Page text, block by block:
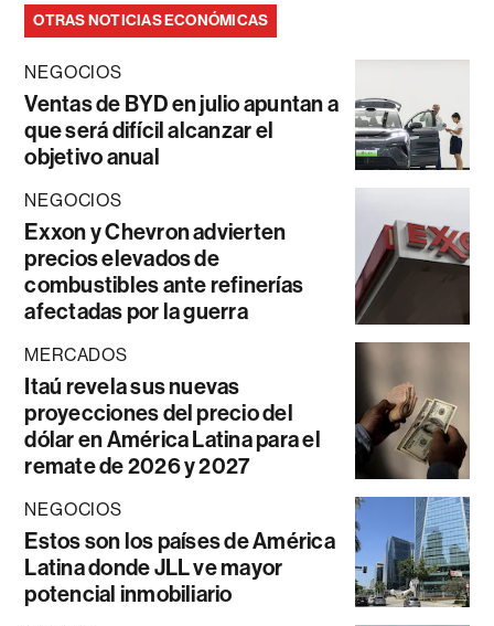
OTRAS NOTICIAS ECONÓMICAS
NEGOCIOS
Ventas de BYD en julio apuntan a
que será difícil alcanzar el
objetivo anual
NEGOCIOS
Exxon y Chevron advierten
precios elevados de
combustibles ante refinerías
afectadas por la guerra
MERCADOS
Itaú revela sus nuevas
proyecciones del precio del
dólar en América Latina para el
remate de 2026 y 2027
NEGOCIOS
Estos son los países de América
Latina donde JLL ve mayor
potencial inmobiliario